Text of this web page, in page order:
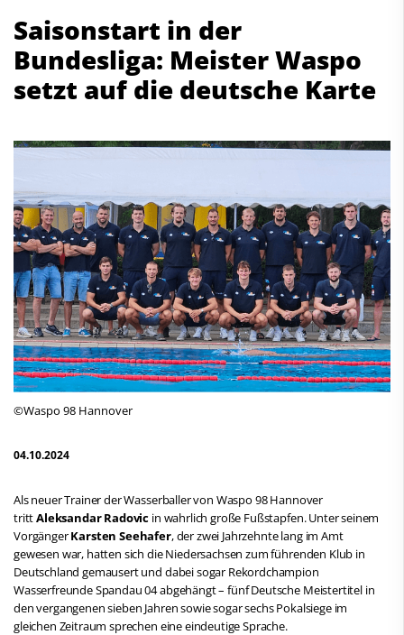
Saisonstart in der
Bundesliga: Meister Waspo
setzt auf die deutsche Karte
©Waspo 98 Hannover
04.10.2024
Als neuer Trainer der Wasserballer von Waspo 98 Hannover
trittAleksandar Radovic in wahrlich große Fußstapfen. Unter seinem
VorgängerKarsten Seehafer, der zwei Jahrzehnte lang im Amt
gewesen war, hatten sich die Niedersachsen zum führenden Klub in
Deutschland gemausert und dabei sogar Rekordchampion
Wasserfreunde Spandau 04 abgehängt – fünf Deutsche Meistertitel in
den vergangenen sieben Jahren sowie sogar sechs Pokalsiege im
gleichen Zeitraum sprechen eine eindeutige Sprache.
Wasserball
Synchronschwimmen
Masterssport
Deutscher Schwimm-Verband e.V.
Fax: +49 561 94083-15
info@dsv.de